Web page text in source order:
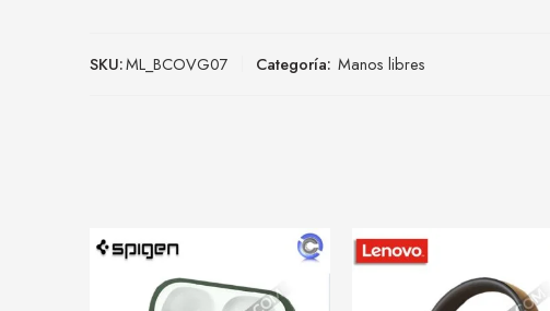
SKU:ML_BCOVG07 Categoría: Manos libres